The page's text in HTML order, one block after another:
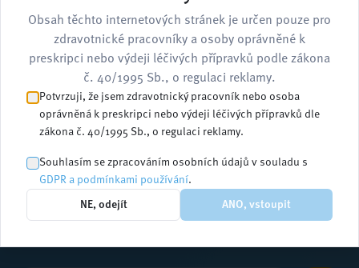
Zůstaňte v obraze
Přihlaste se k odběru newsletteru a dostávejte
Obsah těchto internetových stránek je určen pouze pro
zdravotnické pracovníky a osoby oprávněné k
preskripci nebo výdeji léčivých přípravků podle zákona
č. 40/1995 Sb., o regulaci reklamy.
Potvrzuji, že jsem zdravotnický pracovník nebo osoba
oprávněná k preskripci nebo výdeji léčivých přípravků dle
zákona č. 40/1995 Sb., o regulaci reklamy.
Souhlasím se zpracováním osobních údajů v souladu s
GDPR a podmínkami používání.
NE, odejít ANO, vstoupit